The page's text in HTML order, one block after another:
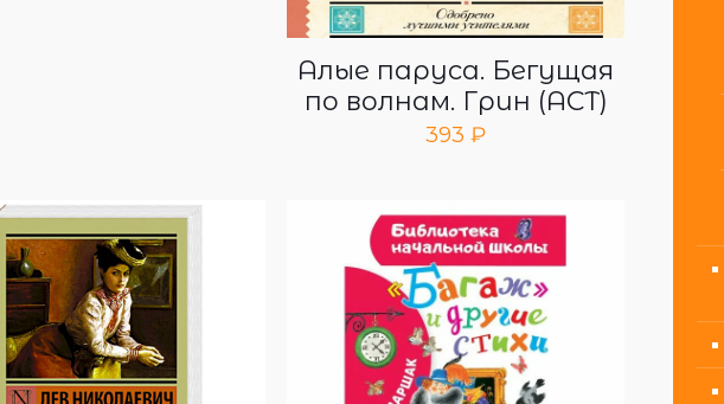
Алые паруса. Бегущая
по волнам. Грин (АСТ)
393₽